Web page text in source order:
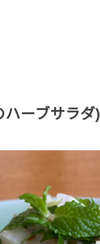
ハーブサラダ)